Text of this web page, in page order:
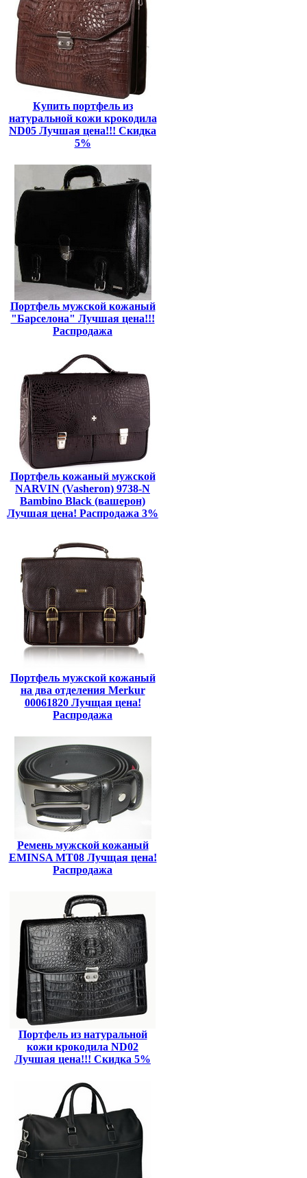
Купить портфель из
натуральной кожи крокодила
ND05 Лучшая цена!!! Скидка
5%
Портфель мужской кожаный
"Барселона" Лучшая цена!!!
Распродажа
Портфель кожаный мужской
NARVIN (Vasheron) 9738-N
Bambino Black (вашерон)
Лучшая цена! Распродажа 3%
Портфель мужской кожаный
на два отделения Merkur
00061820 Лучщая цена!
Распродажа
Ремень мужской кожаный
EMINSA MT08 Лучщая цена!
Распродажа
Портфель из натуральной
кожи крокодила ND02
Лучшая цена!!! Скидка 5%